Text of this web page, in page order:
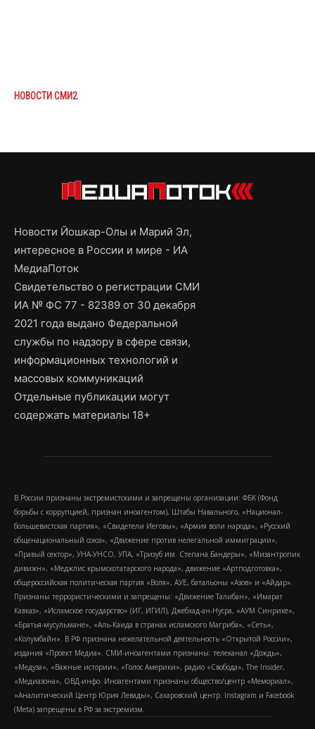
НОВОСТИ СМИ2
Новости Йошкар-Олы и Марий Эл,
интересное в России и мире - ИА
МедиаПоток
Свидетельство о регистрации СМИ
ИА № ФС 77 - 82389 от 30 декабря
2021 года выдано Федеральной
службы по надзору в сфере связи,
информационных технологий и
массовых коммуникаций
Отдельные публикации могут
содержать материалы 18+
В России признаны экстремистскими и запрещены организации: ФБК (Фонд
борьбы с коррупцией, признан иноагентом), Штабы Навального, «Национал-
большевистская партия», «Свидетели Иеговы», «Армия воли народа», «Русский
общенациональный союз», «Движение против нелегальной иммиграции»,
«Правый сектор», УНА-УНСО, УПА, «Тризуб им. Степана Бандеры», «Мизантропик
дивижн», «Меджлис крымскотатарского народа», движение «Артподготовка»,
общероссийская политическая партия «Воля», АУЕ, батальоны «Азов» и «Айдар».
Признаны террористическими и запрещены: «Движение Талибан», «Имарат
Кавказ», «Исламское государство» (ИГ, ИГИЛ), Джебхад-ан-Нусра, «АУМ Синрике»,
«Братья-мусульмане», «Аль-Каида в странах исламского Магриба», «Сеть»,
«Колумбайн». В РФ признана нежелательной деятельность «Открытой России»,
издания «Проект Медиа». СМИ-иноагентами признаны: телеканал «Дождь»,
«Медуза», «Важные истории», «Голос Америки», радио «Свобода», The Insider,
«Медиазона», ОВД-инфо. Иноагентами признаны общество/центр «Мемориал»,
«Аналитический Центр Юрия Левады», Сахаровский центр. Instagram и Facebook
(Metа) запрещены в РФ за экстремизм.